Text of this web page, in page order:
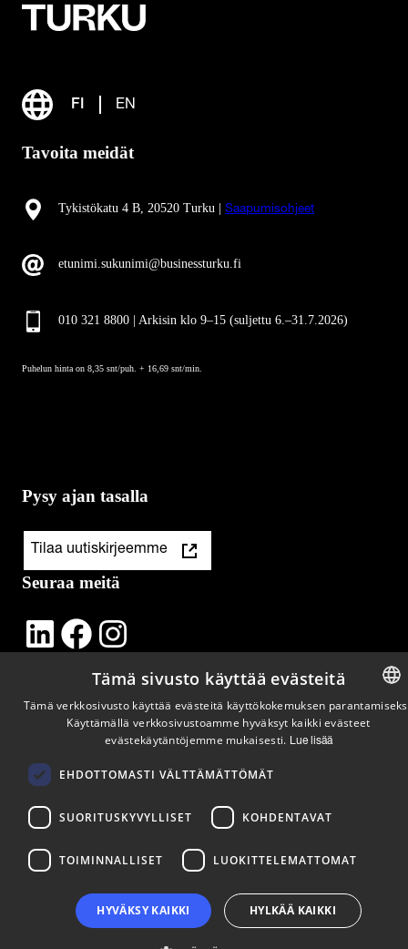
FI EN
Tavoita meidät
Tykistökatu 4 B, 20520 Turku | Saapumisohjeet
etunimi.sukunimi@businessturku.fi
010 321 8800 | Arkisin klo 9–15 (suljettu 6.–31.7.2026)
Puhelun hinta on 8,35 snt/puh. + 16,69 snt/min.
Pysy ajan tasalla
Tilaa uutiskirjeemme
Seuraa meitä
LinkedIn Facebook Instagram
Tämä sivusto käyttää evästeitä
Tämä verkkosivusto käyttää evästeitä käyttökokemuksen
Käyttämällä verkkosivustoamme hyväksyt kaikki evästeet
evästekäytäntöjemme mukaisesti. Lue lisää
EHDOTTOMASTI VÄLTTÄMÄTTÖMÄT
SUORITUSKYVYLLISET KOHDENTAVAT
TOIMINNALLISET LUOKITTELEMATTOMAT
HYVÄKSY KAIKKI HYLKÄÄ KAIKKI